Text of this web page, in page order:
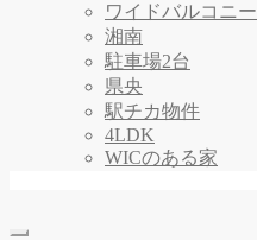
ワイドバルコニー
湘南
駐車場2台
県央
駅チカ物件
4LDK
WICのある家